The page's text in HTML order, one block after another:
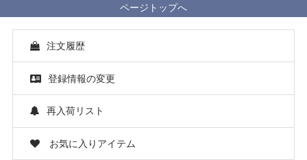
ページトップへ
注文履歴
登録情報の変更
再入荷リスト
お気に入りアイテム